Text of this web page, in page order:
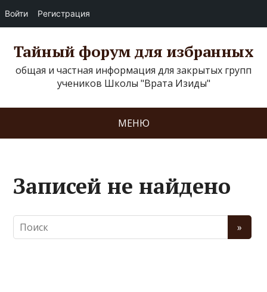
Войти Регистрация
Тайный форум для избранных
общая и частная информация для закрытых групп
учеников Школы "Врата Изиды"
МЕНЮ
Записей не найдено